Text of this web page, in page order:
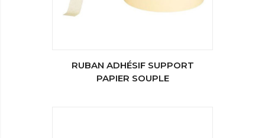
RUBAN ADHÉSIF SUPPORT
PAPIER SOUPLE